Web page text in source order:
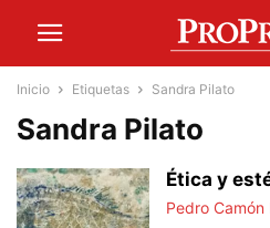
Inicio Etiquetas Sandra Pilato
Sandra Pilato
Ética y
Pedro Camón